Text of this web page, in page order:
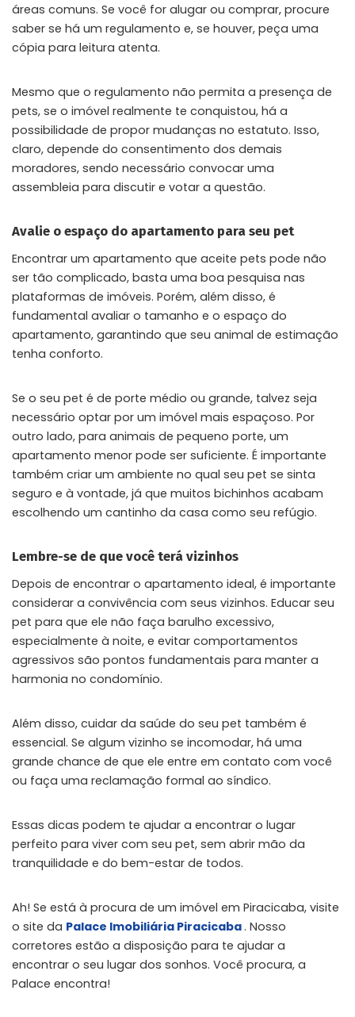
áreas comuns. Se você for alugar ou comprar, procure
saber se há um regulamento e, se houver, peça uma
cópia para leitura atenta.
Mesmo que o regulamento não permita a presença de
pets, se o imóvel realmente te conquistou, há a
possibilidade de propor mudanças no estatuto. Isso,
claro, depende do consentimento dos demais
moradores, sendo necessário convocar uma
assembleia para discutir e votar a questão.
Avalie o espaço do apartamento para seu pet
Encontrar um apartamento que aceite pets pode não
ser tão complicado, basta uma boa pesquisa nas
plataformas de imóveis. Porém, além disso, é
fundamental avaliar o tamanho e o espaço do
apartamento, garantindo que seu animal de estimação
tenha conforto.
Se o seu pet é de porte médio ou grande, talvez seja
necessário optar por um imóvel mais espaçoso. Por
outro lado, para animais de pequeno porte, um
apartamento menor pode ser suficiente. É importante
também criar um ambiente no qual seu pet se sinta
seguro e à vontade, já que muitos bichinhos acabam
escolhendo um cantinho da casa como seu refúgio.
Lembre-se de que você terá vizinhos
Depois de encontrar o apartamento ideal, é importante
considerar a convivência com seus vizinhos. Educar seu
pet para que ele não faça barulho excessivo,
especialmente à noite, e evitar comportamentos
agressivos são pontos fundamentais para manter a
harmonia no condomínio.
Além disso, cuidar da saúde do seu pet também é
essencial. Se algum vizinho se incomodar, há uma
grande chance de que ele entre em contato com você
ou faça uma reclamação formal ao síndico.
Essas dicas podem te ajudar a encontrar o lugar
perfeito para viver com seu pet, sem abrir mão da
tranquilidade e do bem-estar de todos.
Ah! Se está à procura de um imóvel em Piracicaba, visite
o site da Palace Imobiliária Piracicaba. Nosso
corretores estão a disposição para te ajudar a
encontrar o seu lugar dos sonhos. Você procura, a
Palace encontra!